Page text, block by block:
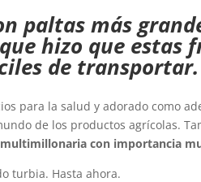
paltas más
hizo que estas
de transportar.
para la salud y adorado como
de los productos agrícolas.
con importancia
turbia. Hasta ahora.